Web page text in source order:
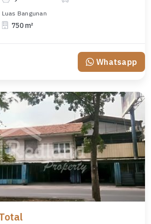
Luas Bangunan
750 m²
Whatsapp